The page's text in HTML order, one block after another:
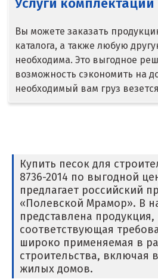
Воскресенск
Дегтярск
Дмитров
Дубна
Е
Егорьевск
Екатеринбург
Услуги комплектации
Вы можете заказать
каталога, а также любую
необходима. Это выгодное
возможность сэкономить на
необходимый вам груз
Купить песок для
8736-2014 по выгодной
предлагает российский
«Полевской Мрамор». В
представлена продукция,
соответствующая
широко применяемая в
строительства, включая
жилых домов.